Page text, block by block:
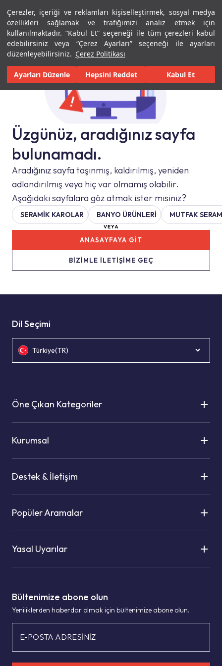
Çerezler, içeriği ve reklamları kişiselleştirmek, sosyal medya
özellikleri sağlamak ve trafiğimizi analiz etmek için
kullanılmaktadır. “Kabul Et” seçeneği ile tüm çerezleri kabul
edebilirsiniz veya “Çerez Ayarları” seçeneği ile ayarları
düzenleyebilirsiniz. Çerez Politikası
Ayarları Düzenle Hepsini Reddet Kabul Et
Menü Menü
Üzgünüz, aradığınız sayfa
bulunamadı.
Aradığınız sayfa taşınmış, kaldırılmış, yeniden
adlandırılmış veya hiç var olmamış olabilir.
Aşağıdaki sayfalara göz atmak ister misiniz?
SERAMIK KAROLAR BANYO ÜRÜNLERİ MUTFAK
VEYA
BİZİMLE İLETİŞİME GEÇ
ANASAYFAYA GİT
Bültenimize abone olun
Yeniliklerden haberdar olmak için bültenimize abone olun.
E-POSTA ADRESİNİZ
Dil Seçimi
Türkiye(TR)
Öne Çıkan Kategoriler
Kurumsal
Destek & İletişim
Popüler Aramalar
Yasal Uyarılar